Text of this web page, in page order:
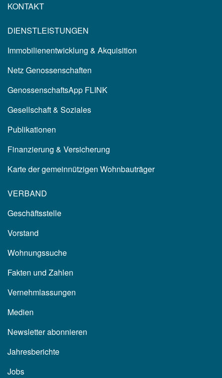
KONTAKT
DIENSTLEISTUNGEN
Immobilienentwicklung & Akquisition
Netz Genossenschaften
GenossenschaftsApp FLINK
Gesellschaft & Soziales
Publikationen
Finanzierung & Versicherung
Karte der gemeinnützigen Wohnbauträger
VERBAND
Geschäftsstelle
Vorstand
Wohnungssuche
Fakten und Zahlen
Vernehmlassungen
Medien
Newsletter abonnieren
Jahresberichte
Jobs